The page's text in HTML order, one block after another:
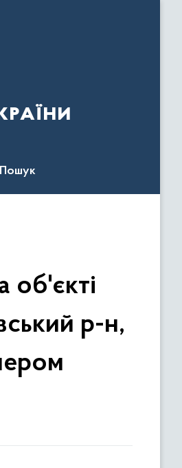
Пошук
об'єкті
р-н,